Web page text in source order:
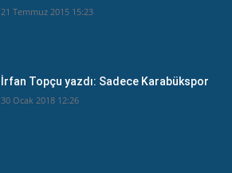
21 Temmuz 2015 15:23
İrfan Topçu yazdı: Sadece Karabükspor
30 Ocak 2018 12:26